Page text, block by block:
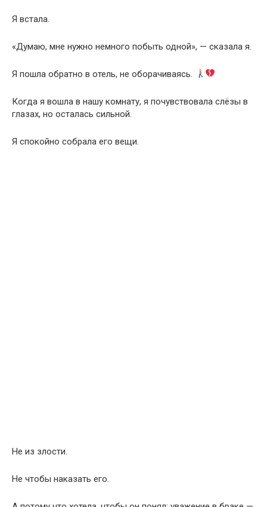
Я встала.
«Думаю, мне нужно немного побыть одной», — сказала я.
Я пошла обратно в отель, не оборачиваясь.
Когда я вошла в нашу комнату, я почувствовала слёзы в
глазах, но осталась сильной.
Я спокойно собрала его вещи.
Не из злости.
Не чтобы наказать его.